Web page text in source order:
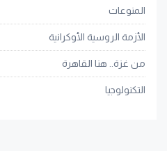
المنوعات
الأزمة الروسية الأوكرانية
من غزة.. هنا القاهرة
التكنولوجيا